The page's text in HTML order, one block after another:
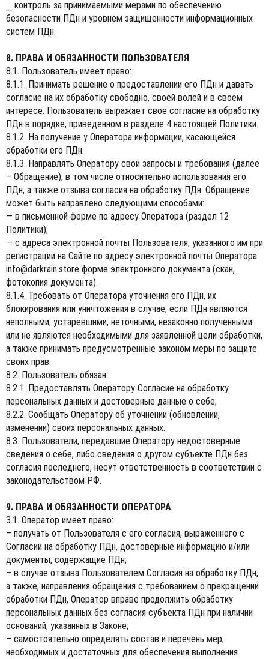
⎯ контроль за принимаемыми мерами по обеспечению
безопасности ПДн и уровнем защищенности информационных
систем ПДн.
8. ПРАВА И ОБЯЗАННОСТИ ПОЛЬЗОВАТЕЛЯ
8.1. Пользователь имеет право:
8.1.1. Принимать решение о предоставлении его ПДн и давать
согласие на их обработку свободно, своей волей и в своем
интересе. Пользователь выражает свое согласие на обработку
ПДн в порядке, приведенном в разделе 4 настоящей Политики.
8.1.2. На получение у Оператора информации, касающейся
обработки его ПДн.
8.1.3. Направлять Оператору свои запросы и требования (далее
– Обращение), в том числе относительно использования его
ПДн, а также отзыва согласия на обработку ПДн. Обращение
может быть направлено следующими способами:
— в письменной форме по адресу Оператора (раздел 12
Политики);
— с адреса электронной почты Пользователя, указанного им при
регистрации на Сайте по адресу электронной почты Оператора:
info@darkrain.store форме электронного документа (скан,
фотокопия документа).
8.1.4. Требовать от Оператора уточнения его ПДн, их
блокирования или уничтожения в случае, если ПДн являются
неполными, устаревшими, неточными, незаконно полученными
или не являются необходимыми для заявленной цели обработки,
а также принимать предусмотренные законом меры по защите
своих прав.
8.2. Пользователь обязан:
8.2.1. Предоставлять Оператору Согласие на обработку
персональных данных и достоверные данные о себе;
8.2.2. Сообщать Оператору об уточнении (обновлении,
изменении) своих персональных данных.
8.3. Пользователи, передавшие Оператору недостоверные
сведения о себе, либо сведения о другом субъекте ПДн без
согласия последнего, несут ответственность в соответствии с
законодательством РФ.
9. ПРАВА И ОБЯЗАННОСТИ ОПЕРАТОРА
3.1. Оператор имеет право:
– получать от Пользователя с его согласия, выраженного с
Согласии на обработку ПДн, достоверные информацию и/или
документы, содержащие ПДн;
– в случае отзыва Пользователем Согласия на обработку ПДн,
а также, направления обращения с требованием о прекращении
обработки ПДн, Оператор вправе продолжить обработку
персональных данных без согласия субъекта ПДн при наличии
оснований, указанных в Законе;
– самостоятельно определять состав и перечень мер,
необходимых и достаточных для обеспечения выполнения